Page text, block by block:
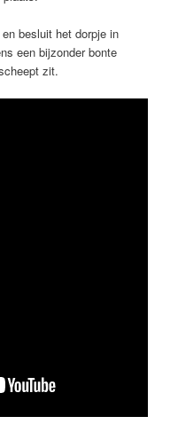
besluit het dorpje in
een bijzonder bonte
zit.